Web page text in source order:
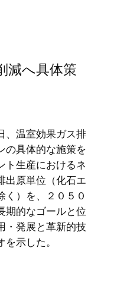
減へ具体策
、温室効果ガス排
の具体的な施策を
ト生産におけるネ
出原単位（化石エ
く）を、２０５０
期的なゴールと位
・発展と革新的技
示した。